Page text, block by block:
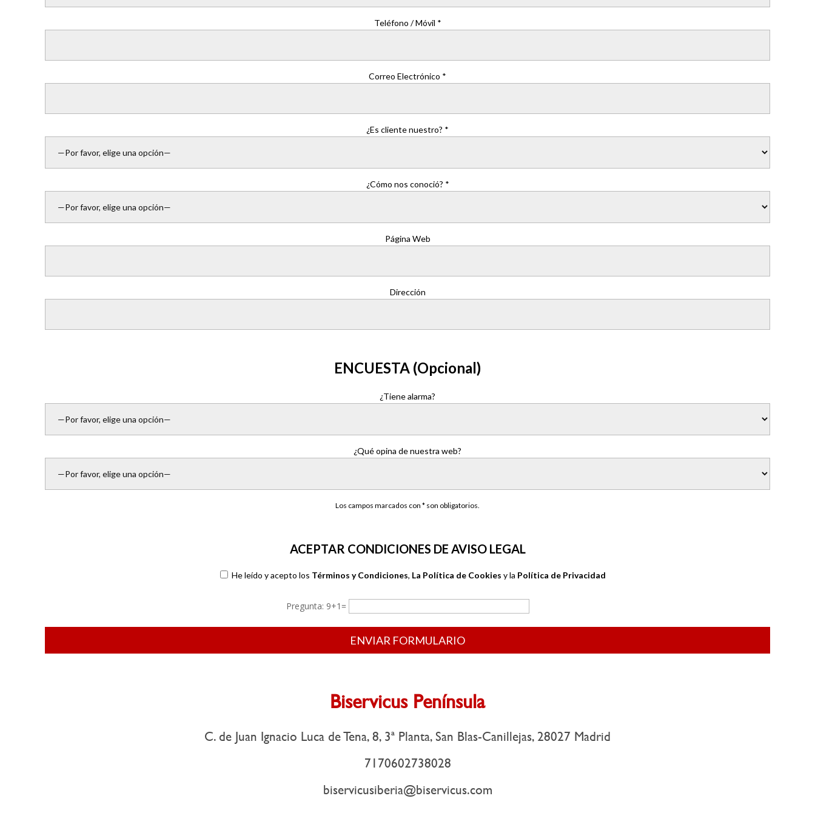
Teléfono / Móvil *
Correo Electrónico *
¿Es cliente nuestro? *
¿Cómo nos conoció? *
Página Web
Dirección
ENCUESTA (Opcional)
¿Tiene alarma?
¿Qué opina de nuestra web?
Los campos marcados con * son obligatorios.
ACEPTAR CONDICIONES DE AVISO LEGAL
He leído y acepto los Términos y Condiciones, La Política de Cookies y la Política de Privacidad
Pregunta: 9+1=
Biservicus Península
C. de Juan Ignacio Luca de Tena, 8, 3ª Planta, San Blas-Canillejas, 28027 Madrid
7170602738028
biservicusiberia@biservicus.com